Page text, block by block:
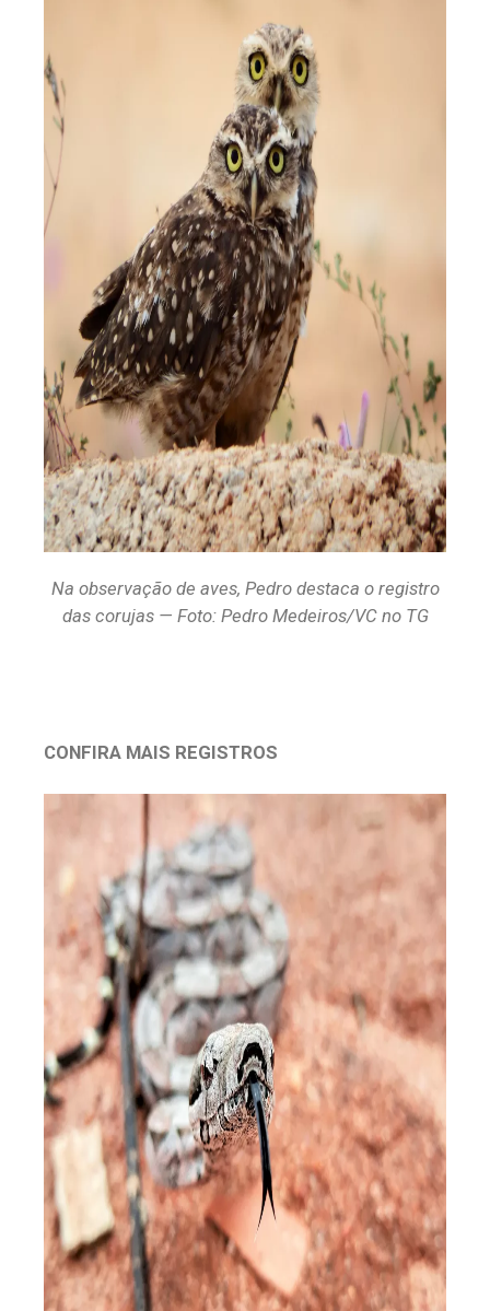
Na observação de aves, Pedro destaca o registro
das corujas — Foto: Pedro Medeiros/VC no TG
CONFIRA MAIS REGISTROS